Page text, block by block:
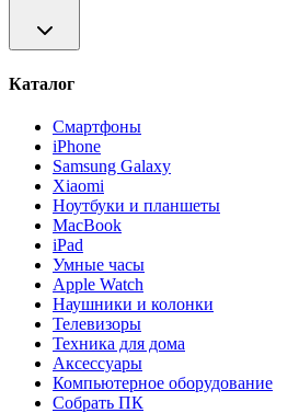
Каталог
Смартфоны
iPhone
Samsung Galaxy
Xiaomi
Ноутбуки и планшеты
MacBook
iPad
Умные часы
Apple Watch
Наушники и колонки
Телевизоры
Техника для дома
Аксессуары
Компьютерное оборудование
Собрать ПК